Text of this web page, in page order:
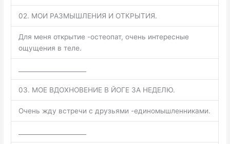
02. МОИ РАЗМЫШЛЕНИЯ И ОТКРЫТИЯ.
Для меня открытие -остеопат, очень интересные
ощущения в теле.
03. МОЕ ВДОХНОВЕНИЕ В ЙОГЕ ЗА НЕДЕЛЮ.
Очень жду встречи с друзьями -единомышленниками.